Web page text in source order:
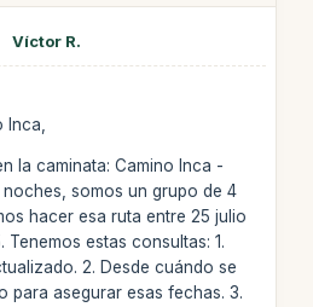
Víctor R.
la caminata: Camino Inca -
somos un grupo de 4
hacer esa ruta entre 25 julio
Tenemos estas consultas: 1.
2. Desde cuándo se
para asegurar esas fechas. 3.